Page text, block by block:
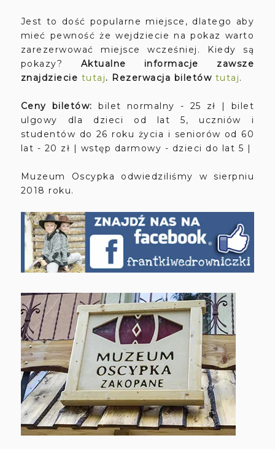
Jest to dość popularne miejsce, dlatego aby
mieć pewność że wejdziecie na pokaz warto
zarezerwować miejsce wcześniej. Kiedy są
pokazy? Aktualne informacje zawsze
znajdziecie tutaj. Rezerwacja biletów tutaj.
Ceny biletów:bilet normalny - 25 zł | bilet
ulgowy dla dzieci od lat 5, uczniów i
studentów do 26 roku życia i seniorów od 60
lat - 20 zł | wstęp darmowy - dzieci do lat 5 |
Muzeum Oscypka odwiedziliśmy w sierpniu
2018 roku.